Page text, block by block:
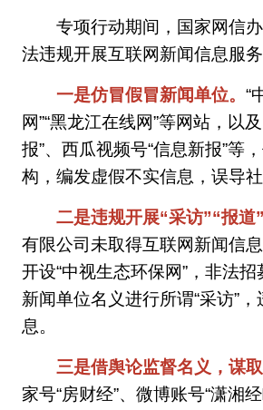
专项行动期间，国家网信办
法违规开展互联网新闻信息服务
一是仿冒假冒新闻单位。 “
网”“黑龙江在线网”等网站，以
报”、西瓜视频号“信息新报”等
构，编发虚假不实信息，误导社
二是违规开展“采访”“报道”
有限公司未取得互联网新闻信
开设“中视生态环保网”，非法招
新闻单位名义进行所谓“采访”
息。
三是借舆论监督名义，谋取
家号“房财经”、微博账号“潇湘